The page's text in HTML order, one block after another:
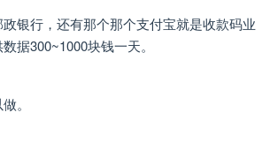
银行，还有那个那个支付宝就是收款码业
据300~1000块钱一天。
。